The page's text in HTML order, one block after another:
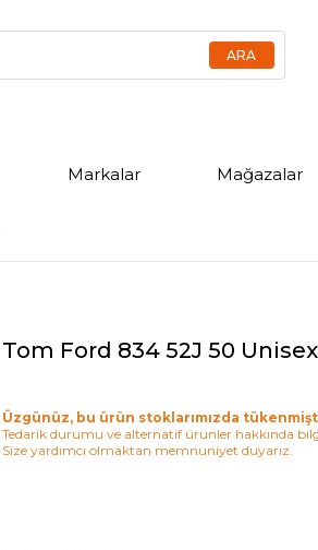
Markalar Mağazalar
Tom Ford 834 52J 50
Üzgünüz, bu ürün stoklarımızda
Tedarik durumu ve alternatif ürünler hakkında
Size yardımcı olmaktan memnuniyet duyarız.